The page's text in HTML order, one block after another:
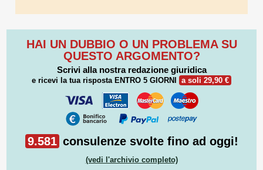
HAI UN DUBBIO O UN PROBLEMA SU
QUESTO ARGOMENTO?
Scrivi alla nostra redazione giuridica
e ricevi la tua risposta ENTRO 5 GIORNI a soli 29,90 €
9.581 consulenze svolte fino ad oggi!
(vedi l'archivio completo)